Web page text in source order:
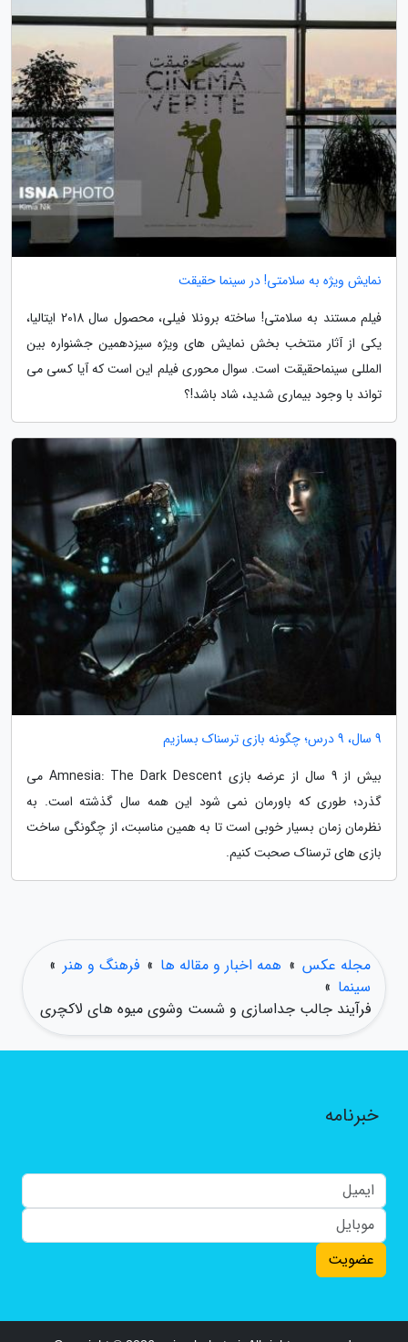
نمایش ویژه به سلامتی! در سینما حقیقت
فیلم مستند به سلامتی! ساخته برونلا فیلی، محصول سال 2018 ایتالیا،
یکی از آثار منتخب بخش نمایش های ویژه سیزدهمین جشنواره بین
المللی سینماحقیقت است. سوال محوری فیلم این است که آیا کسی می
تواند با وجود بیماری شدید، شاد باشد!؟
9 سال، 9 درس؛ چگونه بازی ترسناک بسازیم
بیش از 9 سال از عرضه بازی Amnesia: The Dark Descent می
گذرد؛ طوری که باورمان نمی شود این همه سال گذشته است. به
نظرمان زمان بسیار خوبی است تا به همین مناسبت، از چگونگی ساخت
بازی های ترسناک صحبت کنیم.
مجله عکس » همه اخبار و مقاله ها » فرهنگ و هنر »
سینما »
فرآیند جالب جداسازی و شست وشوی میوه های لاکچری
خبرنامه
عضویت